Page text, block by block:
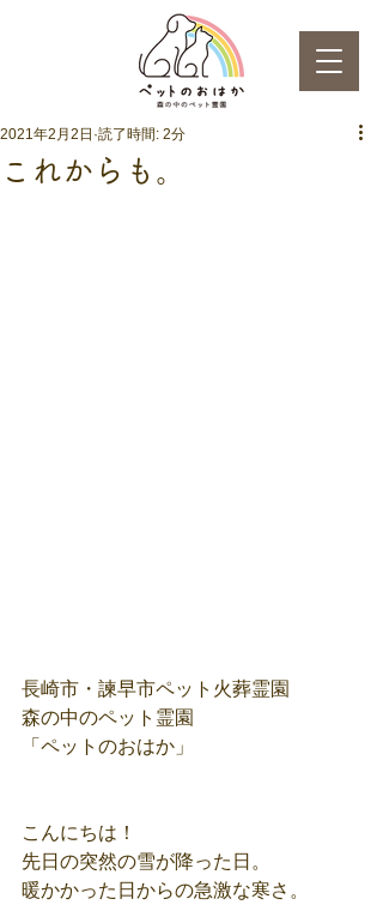
これからも。
2021年2月2日 読了時間: 2分
長崎市・諫早市ペット火葬霊園
森の中のペット霊園
「ペットのおはか」
こんにちは！
先日の突然の雪が降った日。
暖かかった日からの急激な寒さ。